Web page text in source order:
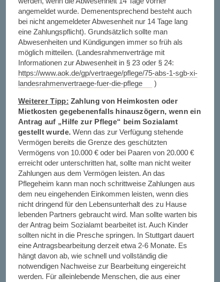
angemeldet wurde. Demenentsprechend besteht auch
bei nicht angemeldeter Abwesenheit nur 14 Tage lang
eine Zahlungspflicht). Grundsätzlich sollte man
Abwesenheiten und Kündigungen immer so früh als
möglich mitteilen. (Landesrahmenverträge mit
Informationen zur Abwesenheit in § 23 oder § 24:
https://www.aok.de/gp/vertraege/pflege/75-abs-1-sgb-xi-
landesrahmenvertraege-fuer-die-pflege
)
Weiterer Tipp: Zahlung von Heimkosten oder
Mietkosten gegebenenfalls hinauszögern, wenn ein
Antrag auf „Hilfe zur Pflege“ beim Sozialamt
gestellt wurde. Wenn das zur Verfügung stehende
Vermögen bereits die Grenze des geschützten
Vermögens von 10.000 € oder bei Paaren von 20.000 €
erreicht oder unterschritten hat, sollte man nicht weiter
Zahlungen aus dem Vermögen leisten. An das
Pflegeheim kann man noch schrittweise Zahlungen aus
dem neu eingehenden Einkommen leisten, wenn dies
nicht dringend für den Lebensunterhalt des zu Hause
lebenden Partners gebraucht wird. Man sollte warten bis
der Antrag beim Sozialamt bearbeitet ist. Auch Kinder
sollten nicht in die Presche springen. In Stuttgart dauert
eine Antragsbearbeitung derzeit etwa 2-6 Monate. Es
hängt davon ab, wie schnell und vollständig die
notwendigen Nachweise zur Bearbeitung eingereicht
werden. Für alleinlebende Menschen, die aus einer